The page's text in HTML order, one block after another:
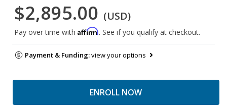
$2,895.00 (USD)
Pay over time with Affirm. See if you qualify at checkout.
Payment & Funding:view your options
ENROLL NOW